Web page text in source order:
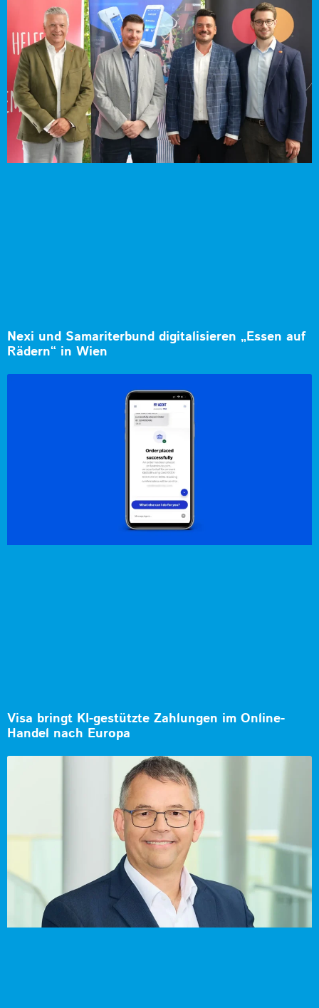
Nexi und Samariterbund digitalisieren „Essen auf
Rädern“ in Wien
Visa bringt KI-gestützte Zahlungen im Online-
Handel nach Europa